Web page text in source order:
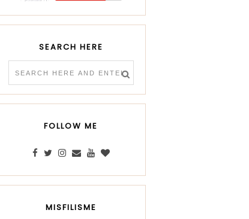
SEARCH HERE
FOLLOW ME
MISFILISME